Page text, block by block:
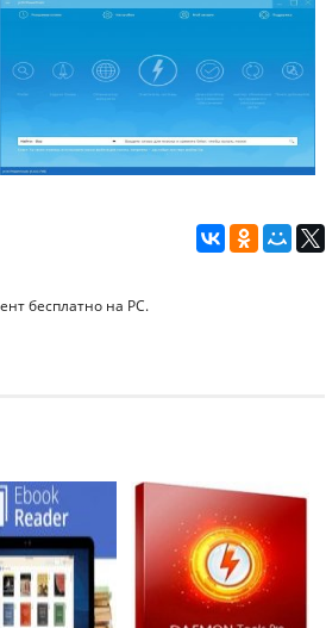
бесплатно на PC.